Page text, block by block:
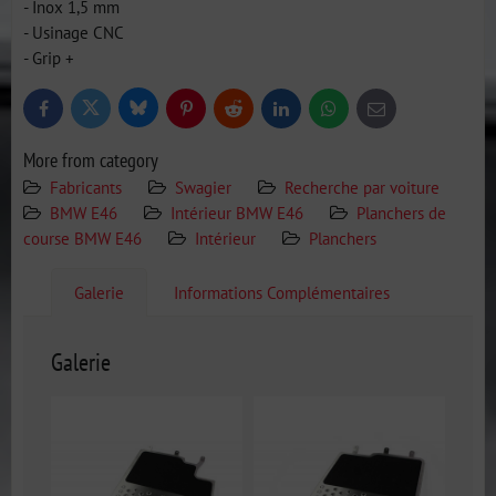
- Inox 1,5 mm
- Usinage CNC
- Grip +
FacebookTwitter BlueskyPinterestReddit LinkedInWhatsApp
E-
mail
More from category
Fabricants Swagier
Recherche par voiture
BMW E46
Intérieur BMW E46
Planchers de
course BMW E46
Intérieur Planchers
Galerie Informations Complémentaires
Galerie